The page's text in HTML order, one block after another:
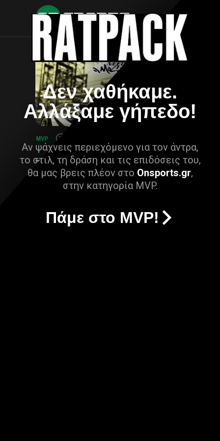
Δεν χαθήκαμε.
Αλλάξαμε γήπεδο!
Αν ψάχνεις περιεχόμενο για τον άντρα,
το στιλ, τη δράση και τις επιδόσεις του,
θα μας βρεις πλέον στο Onsports.gr,
στην κατηγορία MVP.
Πάμε στο MVP!